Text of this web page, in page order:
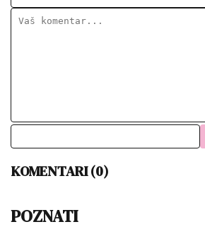
KOMENTARI (0)
POZNATI